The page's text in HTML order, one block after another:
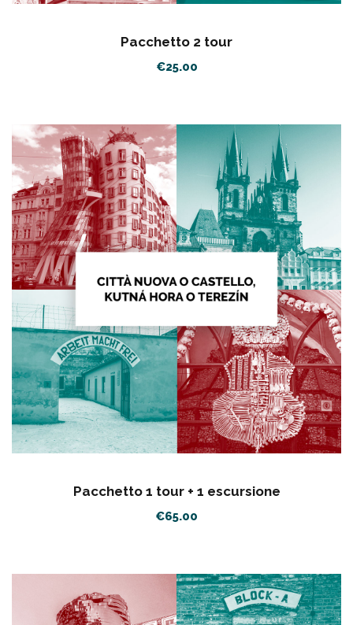
Pacchetto 2 tour
€25.00
Pacchetto 1 tour + 1 escursione
€65.00